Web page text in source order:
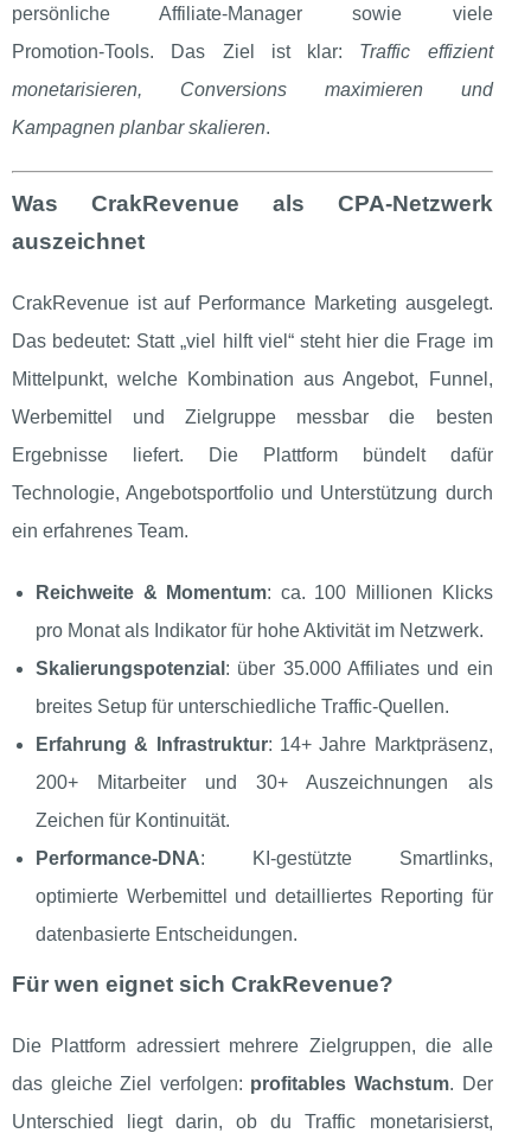
persönliche Affiliate‑Manager sowie viele
Promotion‑Tools. Das Ziel ist klar: Traffic effizient
monetarisieren, Conversions maximieren und
Kampagnen planbar skalieren.
Was CrakRevenue als CPA‑Netzwerk
auszeichnet
CrakRevenue ist auf Performance Marketing ausgelegt.
Das bedeutet: Statt „viel hilft viel“ steht hier die Frage im
Mittelpunkt, welche Kombination aus Angebot, Funnel,
Werbemittel und Zielgruppe messbar die besten
Ergebnisse liefert. Die Plattform bündelt dafür
Technologie, Angebotsportfolio und Unterstützung durch
ein erfahrenes Team.
Reichweite & Momentum: ca. 100 Millionen Klicks
pro Monat als Indikator für hohe Aktivität im Netzwerk.
Skalierungspotenzial : über 35.000 Affiliates und ein
breites Setup für unterschiedliche Traffic‑Quellen.
Erfahrung & Infrastruktur: 14+ Jahre Marktpräsenz,
200+ Mitarbeiter und 30+ Auszeichnungen als
Zeichen für Kontinuität.
Performance‑DNA: KI‑gestützte Smartlinks,
optimierte Werbemittel und detailliertes Reporting für
datenbasierte Entscheidungen.
Für wen eignet sich CrakRevenue?
Die Plattform adressiert mehrere Zielgruppen, die alle
das gleiche Ziel verfolgen: profitables Wachstum. Der
Unterschied liegt darin, ob du Traffic monetarisierst,